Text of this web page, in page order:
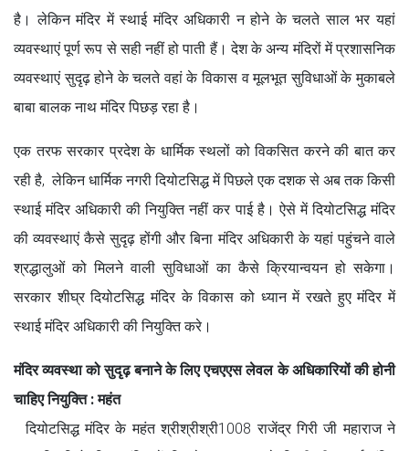
है। लेकिन मंदिर में स्थाई मंदिर अधिकारी न होने के चलते साल भर यहां
व्यवस्थाएं पूर्ण रूप से सही नहीं हो पाती हैं। देश के अन्य मंदिरों में प्रशासनिक
व्यवस्थाएं सुदृढ़ होने के चलते वहां के विकास व मूलभूत सुविधाओं के मुकाबले
बाबा बालक नाथ मंदिर पिछड़ रहा है।
एक तरफ सरकार प्रदेश के धार्मिक स्थलों को विकसित करने की बात कर
रही है, लेकिन धार्मिक नगरी दियोटसिद्ध में पिछले एक दशक से अब तक किसी
स्थाई मंदिर अधिकारी की नियुक्ति नहीं कर पाई है। ऐसे में दियोटसिद्ध मंदिर
की व्यवस्थाएं कैसे सुदृढ़ होंगी और बिना मंदिर अधिकारी के यहां पहुंचने वाले
श्रद्धालुओं को मिलने वाली सुविधाओं का कैसे क्रियान्वयन हो सकेगा।
सरकार शीघ्र दियोटसिद्ध मंदिर के विकास को ध्यान में रखते हुए मंदिर में
स्थाई मंदिर अधिकारी की नियुक्ति करे।
मंदिर व्यवस्था को सुदृढ़ बनाने के लिए एचएएस लेवल के अधिकारियों की होनी
चाहिए नियुक्ति : महंत
दियोटसिद्ध मंदिर के महंत श्रीश्रीश्री1008 राजेंद्र गिरी जी महाराज ने